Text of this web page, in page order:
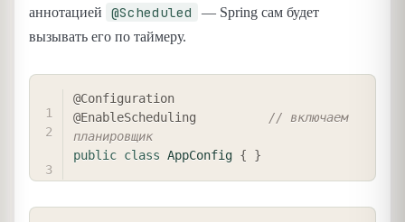
аннотацией
@Scheduled
— Spring сам будет
вызывать его по таймеру.
@Configuration
@EnableScheduling
// включаем
планировщик
public class AppConfig { }